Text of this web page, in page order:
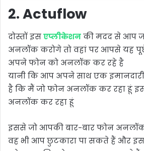
2. Actuflow
दोस्तों इसएप्लीकेशनकी मदद से आप
अनलॉक करोगे तो वहां पर आपसे यह
अपने फोन को अनलॉक कर रहे है
यानी कि आप अपने साथ एक
है कि मैं जो फोन अनलॉक कर रहा हूं
अनलॉक कर रहा हूं
इससे जो आपकी बार-बार फोन
वह भी आप छुटकारा पा सकते हैं और